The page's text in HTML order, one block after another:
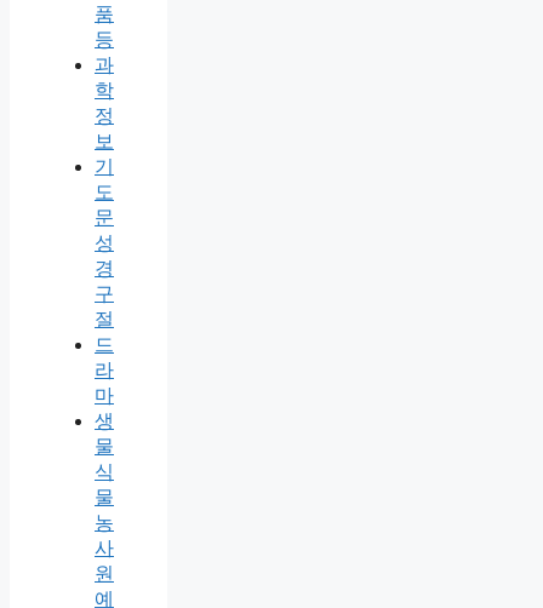
품
등
과
학
정
보
기
도
문
성
경
구
절
드
라
마
생
물
식
물
농
사
원
예